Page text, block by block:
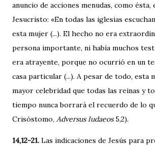
anuncio de acciones menudas, como
Jesucristo: «En todas las iglesias
esta mujer (...). El hecho no era
persona importante, ni había muchos
era atrayente, porque no ocurrió en un
casa particular (...). A pesar de todo, esta
mayor celebridad que todas las reinas y
tiempo nunca borrará el recuerdo de lo
Crisóstomo, Adversus Iudaeos5,2).
14,12-21. Las indicaciones de Jesús para